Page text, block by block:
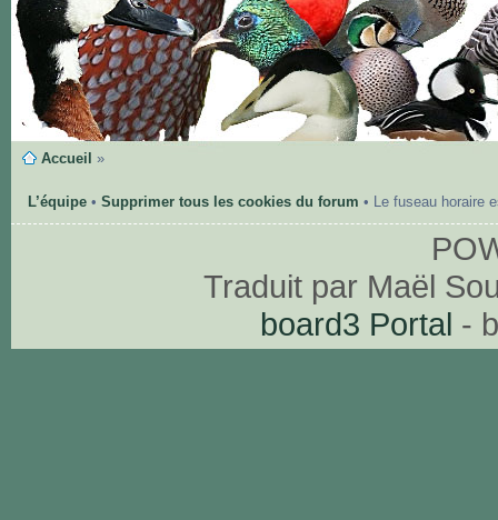
Accueil »
L’équipe• Supprimer tous les cookies du forum • Le fuseau horaire
Traduit par Maël
board3 Portal -